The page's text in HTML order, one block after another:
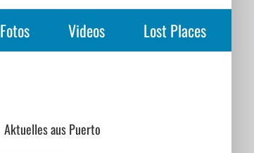
Fotos Videos Lost Places
Aktuelles aus Puerto